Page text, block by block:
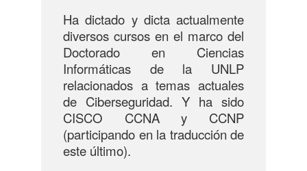
Ha dictado y dicta actualmente
diversos cursos en el marco del
Doctorado en Ciencias
Informáticas de la UNLP
relacionados a temas actuales
de Ciberseguridad. Y ha sido
CISCO CCNA y CCNP
(participando en la traducción de
este último).